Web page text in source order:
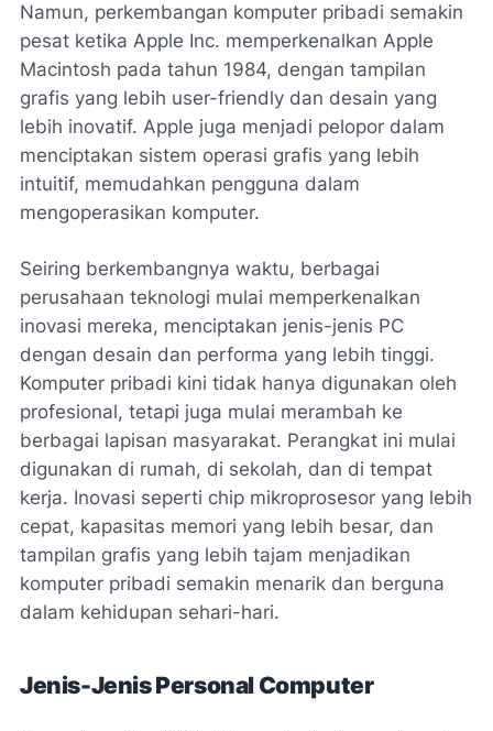
Namun, perkembangan komputer pribadi semakin
pesat ketika Apple Inc. memperkenalkan Apple
Macintosh pada tahun 1984, dengan tampilan
grafis yang lebih user-friendly dan desain yang
lebih inovatif. Apple juga menjadi pelopor dalam
menciptakan sistem operasi grafis yang lebih
intuitif, memudahkan pengguna dalam
mengoperasikan komputer.
Seiring berkembangnya waktu, berbagai
perusahaan teknologi mulai memperkenalkan
inovasi mereka, menciptakan jenis-jenis PC
dengan desain dan performa yang lebih tinggi.
Komputer pribadi kini tidak hanya digunakan oleh
profesional, tetapi juga mulai merambah ke
berbagai lapisan masyarakat. Perangkat ini mulai
digunakan di rumah, di sekolah, dan di tempat
kerja. Inovasi seperti chip mikroprosesor yang lebih
cepat, kapasitas memori yang lebih besar, dan
tampilan grafis yang lebih tajam menjadikan
komputer pribadi semakin menarik dan berguna
dalam kehidupan sehari-hari.
Jenis-Jenis Personal Computer